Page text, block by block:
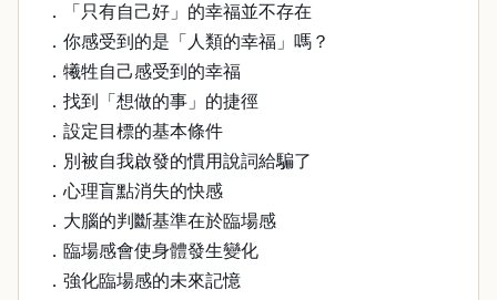
．「只有自己好」的幸福並不存在
．你感受到的是「人類的幸福」嗎？
．犧牲自己感受到的幸福
．找到「想做的事」的捷徑
．設定目標的基本條件
．別被自我啟發的慣用說詞給騙了
．心理盲點消失的快感
．大腦的判斷基準在於臨場感
．臨場感會使身體發生變化
．強化臨場感的未來記憶